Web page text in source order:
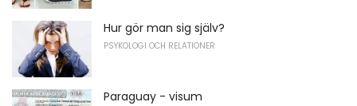
Hur gör man sig själv?
PSYKOLOGI OCH RELATIONER
Paraguay - visum